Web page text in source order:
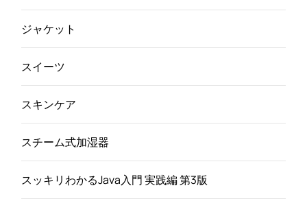
ジャケット
スイーツ
スキンケア
スチーム式加湿器
スッキリわかるJava入門 実践編 第3版